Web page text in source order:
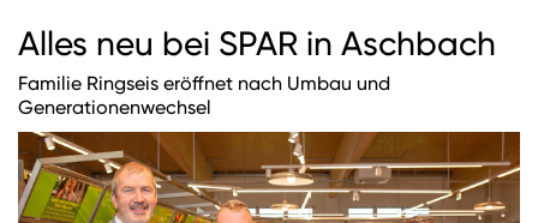
Salzburg
Oberösterreich
Niederösterreich
Wien
Burgenland
Alles neu bei SPAR in Aschbach
Familie Ringseis eröffnet nach Umbau und
Generationenwechsel